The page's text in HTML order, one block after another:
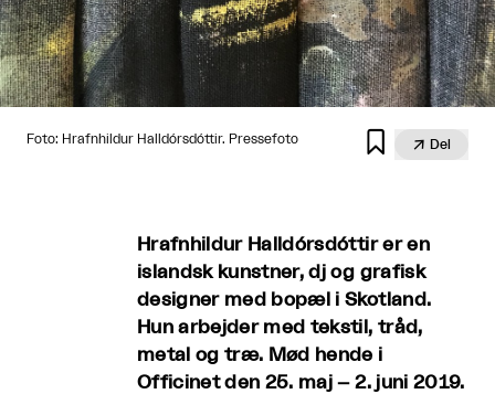
Foto: Hrafnhildur Halldórsdóttir. Pressefoto   Del
Hrafnhildur Halldórsdóttir er en
islandsk kunstner, dj og grafisk
designer med bopæl i Skotland.
Hun arbejder med tekstil, tråd,
metal og træ. Mød hende i
Officinet den 25. maj – 2. juni 2019.